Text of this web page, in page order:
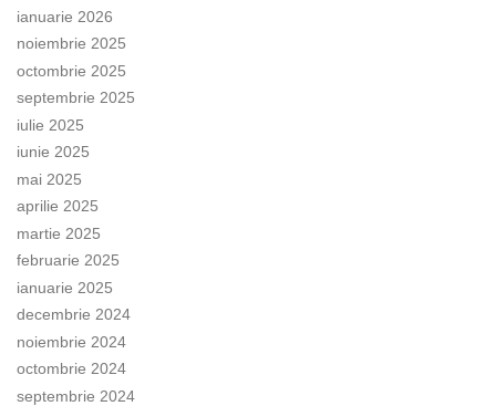
ianuarie 2026
noiembrie 2025
octombrie 2025
septembrie 2025
iulie 2025
iunie 2025
mai 2025
aprilie 2025
martie 2025
februarie 2025
ianuarie 2025
decembrie 2024
noiembrie 2024
octombrie 2024
septembrie 2024